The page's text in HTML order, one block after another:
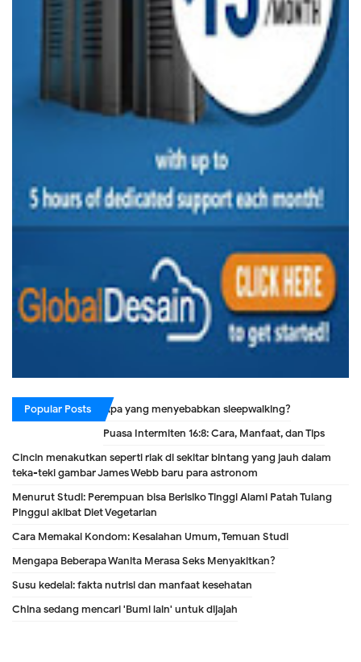
Popular Posts
Apa yang menyebabkan sleepwalking?
Puasa Intermiten 16:8: Cara, Manfaat, dan Tips
Cincin menakutkan seperti riak di sekitar bintang yang jauh dalam
teka-teki gambar James Webb baru para astronom
Menurut Studi: Perempuan bisa Berisiko Tinggi Alami Patah Tulang
Pinggul akibat Diet Vegetarian
Cara Memakai Kondom: Kesalahan Umum, Temuan Studi
Mengapa Beberapa Wanita Merasa Seks Menyakitkan?
Susu kedelai: fakta nutrisi dan manfaat kesehatan
China sedang mencari 'Bumi lain' untuk dijajah